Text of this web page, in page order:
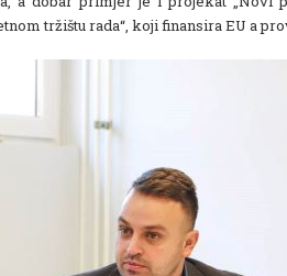
tržištu rada“, koji finansira EU a